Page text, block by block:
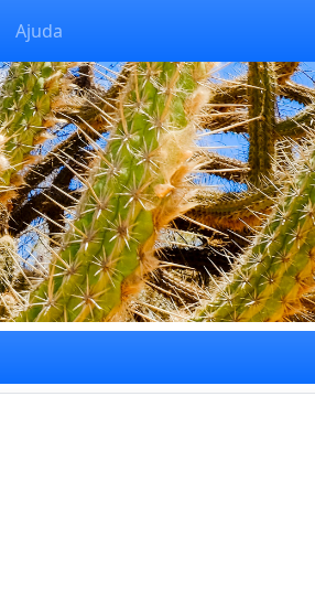
Ajuda